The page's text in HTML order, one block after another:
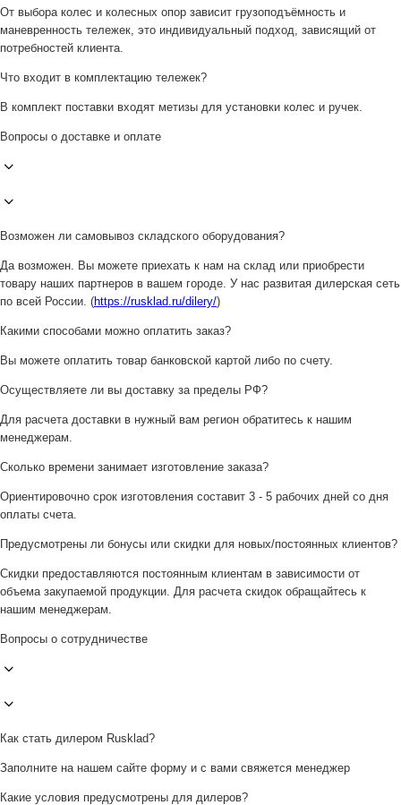
От выбора колес и колесных опор зависит грузоподъёмность и
маневренность тележек, это индивидуальный подход, зависящий от
потребностей клиента.
Что входит в комплектацию тележек?
В комплект поставки входят метизы для установки колес и ручек.
Вопросы о доставке и оплате
Возможен ли самовывоз складского оборудования?
Да возможен. Вы можете приехать к нам на склад или приобрести
товару наших партнеров в вашем городе. У нас развитая дилерская сеть
по всей России. (https://rusklad.ru/dilery/)
Какими способами можно оплатить заказ?
Вы можете оплатить товар банковской картой либо по счету.
Осуществляете ли вы доставку за пределы РФ?
Для расчета доставки в нужный вам регион обратитесь к нашим
менеджерам.
Сколько времени занимает изготовление заказа?
Ориентировочно срок изготовления составит 3 - 5 рабочих дней со дня
оплаты счета.
Предусмотрены ли бонусы или скидки для новых/постоянных клиентов?
Скидки предоставляются постоянным клиентам в зависимости от
объема закупаемой продукции. Для расчета скидок обращайтесь к
нашим менеджерам.
Вопросы о сотрудничестве
Как стать дилером Rusklad?
Заполните на нашем сайте форму и с вами свяжется менеджер
Какие условия предусмотрены для дилеров?